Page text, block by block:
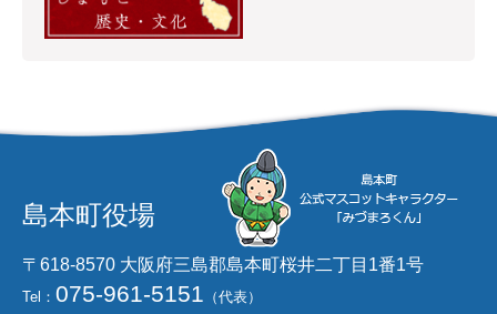
島本町役場
〒618-8570 大阪府三島郡島本町桜井二丁目1番1号
Tel： 075-961-5151 （代表）